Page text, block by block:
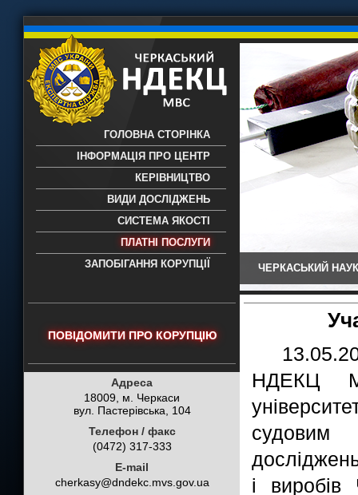
науково-дослідний експертно-
- проведення всих видів судових
експертиз
ГОЛОВНА СТОРІНКА
ІНФОРМАЦІЯ ПРО ЦЕНТР
КЕРІВНИЦТВО
ВИДИ ДОСЛІДЖЕНЬ
СИСТЕМА ЯКОСТІ
ПЛАТНІ ПОСЛУГИ
ЗАПОБІГАННЯ КОРУПЦІЇ
ЧЕРКАСЬКИЙ
ПОВІДОМИТИ ПРО КОРУПЦІЮ
Адреса
18009, м. Черкаси
вул. Пастерівська, 104
Телефон / факс
(0472) 317-333
E-mail
cherkasy@dndekc.mvs.gov.ua
НДЕКЦ
судовим
і